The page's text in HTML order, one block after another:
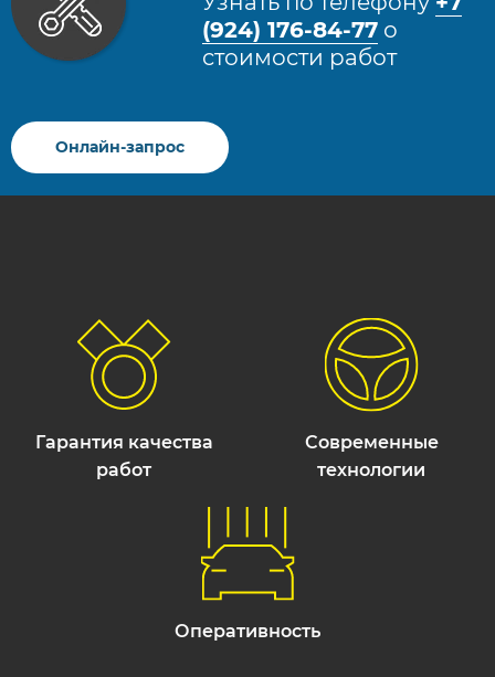
(924) 176-84-77 ​ о
стоимости работ​
Онлайн-запрос
Гарантия качества
работ
Современные
технологии
Оперативность